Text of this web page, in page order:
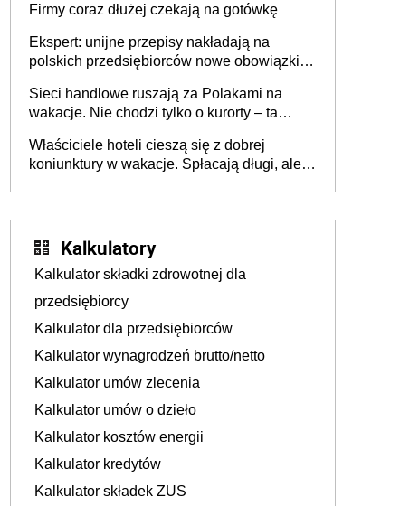
Firmy coraz dłużej czekają na gotówkę
Ekspert: unijne przepisy nakładają na
polskich przedsiębiorców nowe obowiązki w
Sieci handlowe ruszają za Polakami na
wakacje. Nie chodzi tylko o kurorty – ta
tam, gdzie wielu spędzi urlop po cichu
Właściciele hoteli cieszą się z dobrej
koniunktury w wakacje. Spłacają długi, ale
Kalkulatory
Kalkulator składki zdrowotnej dla
przedsiębiorcy
Kalkulator dla przedsiębiorców
Kalkulator wynagrodzeń brutto/netto
Kalkulator umów zlecenia
Kalkulator umów o dzieło
Kalkulator kosztów energii
Kalkulator kredytów
Kalkulator składek ZUS